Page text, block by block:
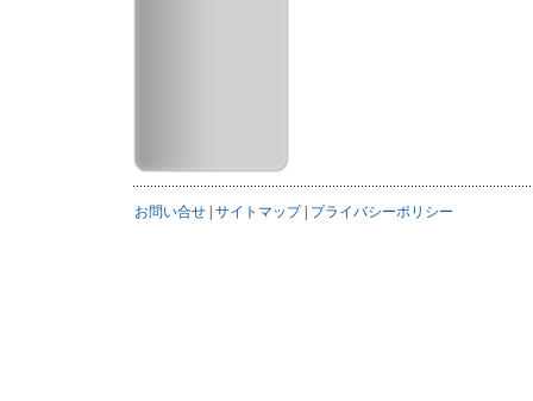
お問い合せ サイトマップ| プライバシーポリシー